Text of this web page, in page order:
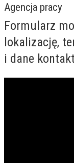
Agencja pracy
Formularz
lokalizację,
i dane